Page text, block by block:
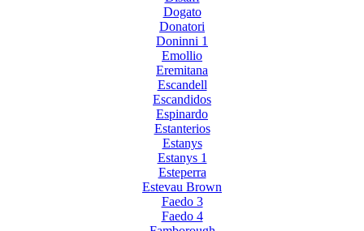
Dogato
Donatori
Doninni 1
Emollio
Eremitana
Escandell
Escandidos
Espinardo
Estanterios
Estanys
Estanys 1
Esteperra
Estevau Brown
Faedo 3
Faedo 4